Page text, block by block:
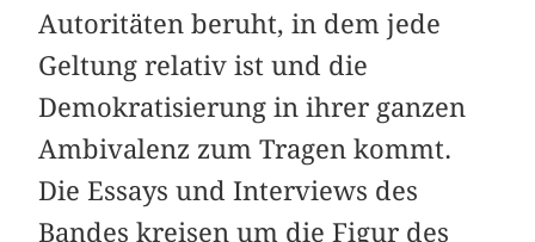
Autoritäten beruht, in dem jede
Geltung relativ ist und die
Demokratisierung in ihrer ganzen
Ambivalenz zum Tragen kommt.
Die Essays und Interviews des
Bandes kreisen um die Figur des